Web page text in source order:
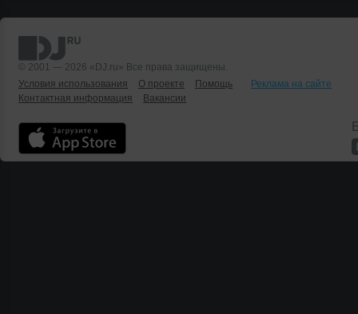
© 2001 — 2026 «DJ.ru» Все права защищены.
Условия использования
О проекте Помощь
Реклама на сайте
Контактная информация
Вакансии